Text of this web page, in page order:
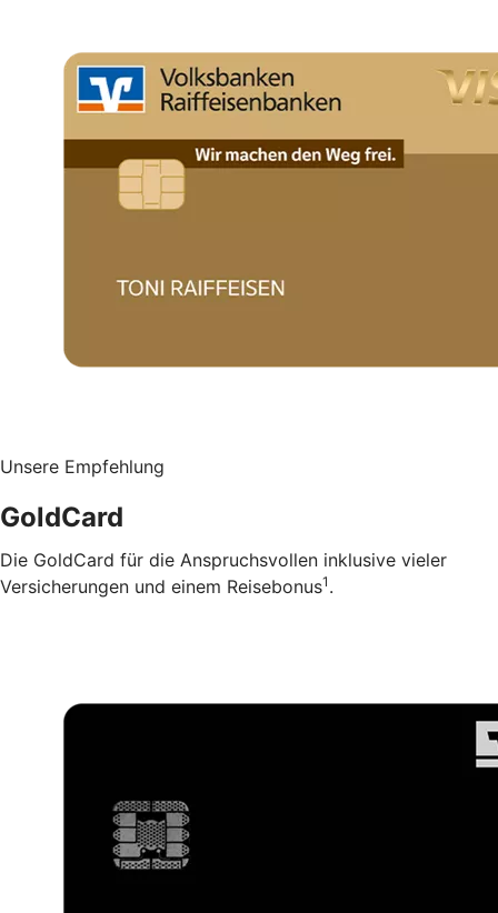
Unsere Empfehlung
GoldCard
Die GoldCard für die Anspruchsvollen inklusive vieler
Versicherungen und einem Reisebonus1 .